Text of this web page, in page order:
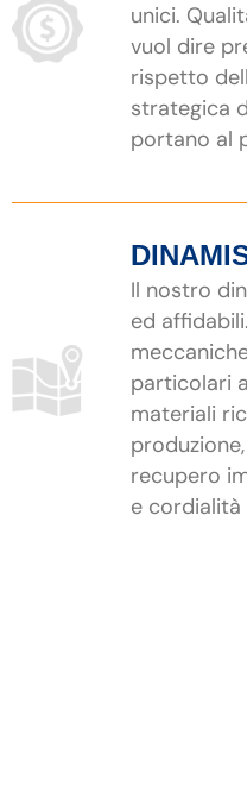
unici.
vuol dire
rispetto
strategica
portano al
Il nostro
ed
particolari
materiali
recupero
e cordialità